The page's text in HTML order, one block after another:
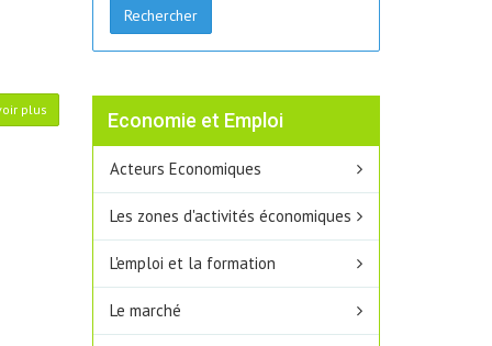
plus
Rechercher
Economie et Emploi
Acteurs Economiques
Les zones d'activités économiques
L'emploi et la formation
Le marché